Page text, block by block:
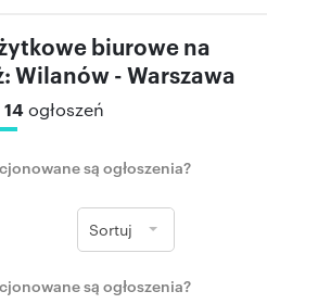
biurowe na
Wilanów - Warszawa
14ogłoszeń
są ogłoszenia?
Sortuj
są ogłoszenia?